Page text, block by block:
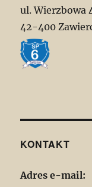
ul. Wierzbowa
42-400
KONTAKT
Adres e-mail: